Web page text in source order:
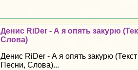
Денис RiDer - А я опять закурю
Слова)
Денис RiDer - А я опять закурю (Текст
Песни, Слова)...